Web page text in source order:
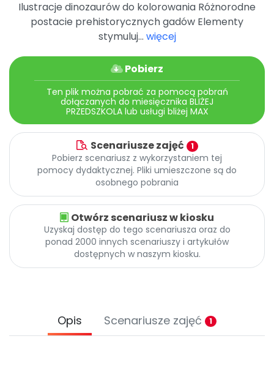
Archiwalne numery
Promocje
Ilustracje dinozaurów do kolorowania Różnorodne
postacie prehistorycznych gadów Elementy
stymuluj... więcej
Pobierz
Ten plik można pobrać za pomocą pobrań
dołączanych do miesięcznika BLIŻEJ
PRZEDSZKOLA lub usługi bliżej MAX
Scenariusze zajęć 1
Pobierz scenariusz z wykorzystaniem tej
pomocy dydaktycznej. Pliki umieszczone są do
osobnego pobrania
Otwórz scenariusz w kiosku
Uzyskaj dostęp do tego scenariusza oraz do
ponad 2000 innych scenariuszy i artykułów
dostępnych w naszym kiosku.
Opis Scenariusze zajęć 1